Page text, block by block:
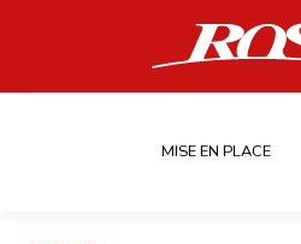
MISE EN PLACE